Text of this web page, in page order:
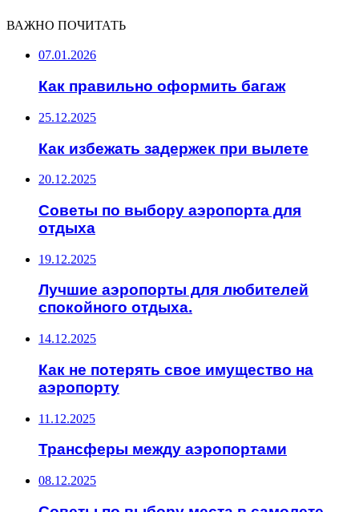
ВАЖНО ПОЧИТАТЬ
07.01.2026
Как правильно оформить багаж
25.12.2025
Как избежать задержек при вылете
20.12.2025
Советы по выбору аэропорта для
отдыха
19.12.2025
Лучшие аэропорты для любителей
спокойного отдыха.
14.12.2025
Как не потерять свое имущество на
аэропорту
11.12.2025
Трансферы между аэропортами
08.12.2025